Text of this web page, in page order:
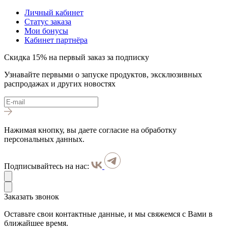
Личный кабинет
Статус заказа
Мои бонусы
Кабинет партнёра
Скидка 15% на первый заказ за подписку
Узнавайте первыми о запуске продуктов, эксклюзивных
распродажах и других новостях
Нажимая кнопку, вы даете согласие на обработку
персональных данных.
Подписывайтесь на нас:
Заказать звонок
Оставьте свои контактные данные, и мы свяжемся с Вами в
ближайшее время.